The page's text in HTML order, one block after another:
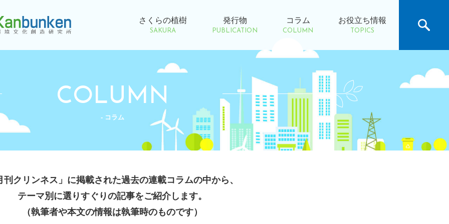
さくらの植樹
SAKURA
発行物
PUBLICATION
コラム
COLUMN
お役立ち情報
TOPICS
COLUMN
- コラム
刊クリンネス」に掲載された過去の連載コラムの中から、
テーマ別に選りすぐりの記事をご紹介します。
（執筆者や本文の情報は執筆時のものです）